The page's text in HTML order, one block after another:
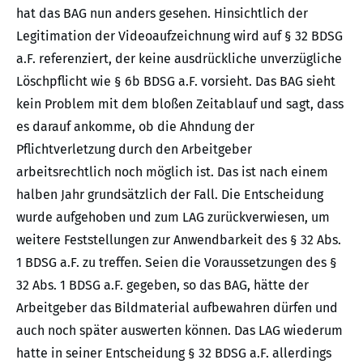
hat das BAG nun anders gesehen. Hinsichtlich der
Legitimation der Videoaufzeichnung wird auf § 32 BDSG
a.F. referenziert, der keine ausdrückliche unverzügliche
Löschpflicht wie § 6b BDSG a.F. vorsieht. Das BAG sieht
kein Problem mit dem bloßen Zeitablauf und sagt, dass
es darauf ankomme, ob die Ahndung der
Pflichtverletzung durch den Arbeitgeber
arbeitsrechtlich noch möglich ist. Das ist nach einem
halben Jahr grundsätzlich der Fall. Die Entscheidung
wurde aufgehoben und zum LAG zurückverwiesen, um
weitere Feststellungen zur Anwendbarkeit des § 32 Abs.
1 BDSG a.F. zu treffen. Seien die Voraussetzungen des §
32 Abs. 1 BDSG a.F. gegeben, so das BAG, hätte der
Arbeitgeber das Bildmaterial aufbewahren dürfen und
auch noch später auswerten können. Das LAG wiederum
hatte in seiner Entscheidung § 32 BDSG a.F. allerdings